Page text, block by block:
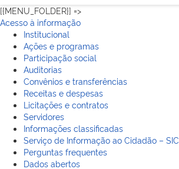
[{MENU_FOLDER}] =>
Acesso à informação
Institucional
Ações e programas
Participação social
Auditorias
Convênios e transferências
Receitas e despesas
Licitações e contratos
Servidores
Informações classificadas
Serviço de Informação ao Cidadão – SIC
Perguntas frequentes
Dados abertos